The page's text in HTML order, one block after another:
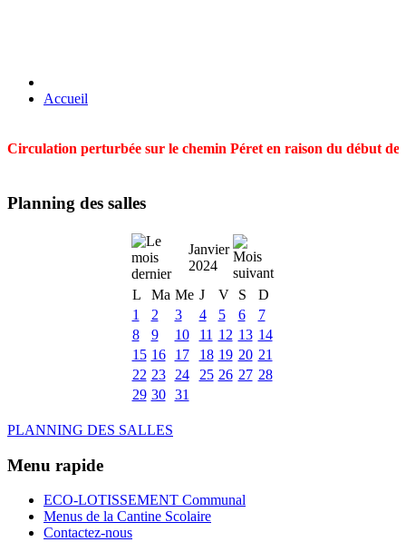
Accueil
Circulation perturbée sur le chemin Péret en raison du début
Planning des salles
Janvier
2024
L
Ma Me J V S
D
1
2 3 4 5 6
7
8
9 10 11 12 13 14
15 16 17 18 19 20 21
22 23 24 25 26 27 28
29 30 31
PLANNING DES SALLES
Menu rapide
ECO-LOTISSEMENT Communal
Menus de la Cantine Scolaire
Contactez-nous